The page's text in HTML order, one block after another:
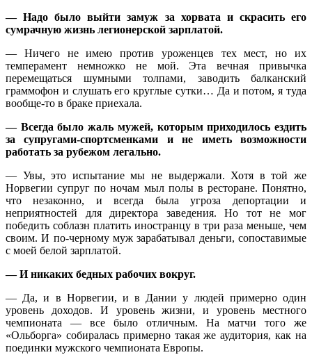
— Надо было выйти замуж за хорвата и скрасить его
сумрачную жизнь легионерской зарплатой.
— Ничего не имею против уроженцев тех мест, но их
темперамент немножко не мой. Эта вечная привычка
перемещаться шумными толпами, заводить балканский
граммофон и слушать его круглые сутки… Да и потом, я туда
вообще-то в браке приехала.
— Всегда было жаль мужей, которым приходилось ездить
за супругами-спортсменками и не иметь возможности
работать за рубежом легально.
— Увы, это испытание мы не выдержали. Хотя в той же
Норвегии супруг по ночам мыл полы в ресторане. Понятно,
что незаконно, и всегда была угроза депортации и
неприятностей для директора заведения. Но тот не мог
победить соблазн платить иностранцу в три раза меньше, чем
своим. И по-черному муж зарабатывал деньги, сопоставимые
с моей белой зарплатой.
— И никаких бедных рабочих вокруг.
— Да, и в Норвегии, и в Дании у людей примерно один
уровень доходов. И уровень жизни, и уровень местного
чемпионата — все было отличным. На матчи того же
«Ольборга» собиралась примерно такая же аудитория, как на
поединки мужского чемпионата Европы.